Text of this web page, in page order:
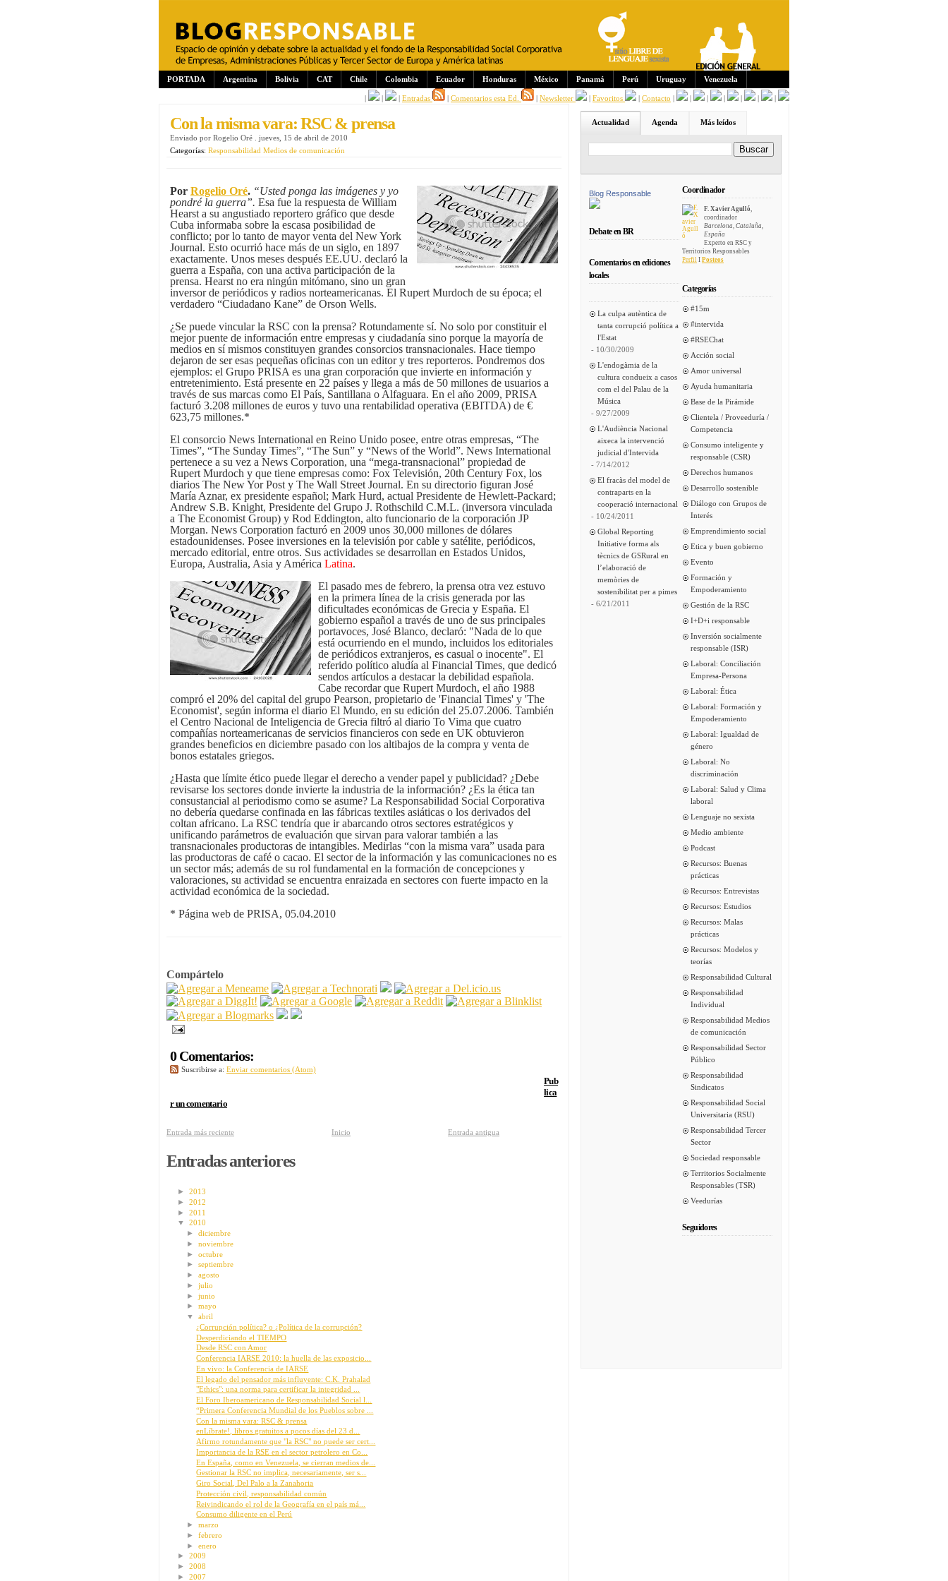
PORTADA Argentina Bolivia CAT Chile Colombia Ecuador Honduras México Panamá Perú Uruguay Venezuela
| | | Entradas | Comentarios esta Ed. | Newsletter | Favoritos | Contacto | | | | | | |
Con la misma vara: RSC & prensa
Enviado por Rogelio Oré
jueves, 15 de abril de 2010
Categorías: Responsabilidad Medios de comunicación
Por Rogelio Oré. “Usted ponga las imágenes y yo
pondré la guerra”. Esa fue la respuesta de William
Hearst a su angustiado reportero gráfico que desde
Cuba informaba sobre la escasa posibilidad de
conflicto; por lo tanto de mayor venta del New York
Journal. Esto ocurrió hace más de un siglo, en 1897
exactamente. Unos meses después EE.UU. declaró la
guerra a España, con una activa participación de la
prensa. Hearst no era ningún mitómano, sino un gran
inversor de periódicos y radios norteamericanas. El Rupert Murdoch de su época; el
verdadero “Ciudadano Kane” de Orson Wells.
¿Se puede vincular la RSC con la prensa? Rotundamente sí. No solo por constituir el
mejor puente de información entre empresas y ciudadanía sino porque la mayoría de
medios en sí mismos constituyen grandes consorcios transnacionales. Hace tiempo
dejaron de ser esas pequeñas oficinas con un editor y tres reporteros. Pondremos dos
ejemplos: el Grupo PRISA es una gran corporación que invierte en información y
entretenimiento. Está presente en 22 países y llega a más de 50 millones de usuarios a
través de sus marcas como El País, Santillana o Alfaguara. En el año 2009, PRISA
facturó 3.208 millones de euros y tuvo una rentabilidad operativa (EBITDA) de €
623,75 millones.*
El consorcio News International en Reino Unido posee, entre otras empresas, “The
Times”, “The Sunday Times”, “The Sun” y “News of the World”. News International
pertenece a su vez a News Corporation, una “mega-transnacional” propiedad de
Rupert Murdoch y que tiene empresas como: Fox Televisión, 20th Century Fox, los
diarios The New Yor Post y The Wall Street Journal. En su directorio figuran José
María Aznar, ex presidente español; Mark Hurd, actual Presidente de Hewlett-Packard;
Andrew S.B. Knight, Presidente del Grupo J. Rothschild C.M.L. (inversora vinculada
a The Economist Group) y Rod Eddington, alto funcionario de la corporación JP
Morgan. News Corporation facturó en 2009 unos 30,000 millones de dólares
estadounidenses. Posee inversiones en la televisión por cable y satélite, periódicos,
mercado editorial, entre otros. Sus actividades se desarrollan en Estados Unidos,
Europa, Australia, Asia y América Latina.
El pasado mes de febrero, la prensa otra vez estuvo
en la primera línea de la crisis generada por las
dificultades económicas de Grecia y España. El
gobierno español a través de uno de sus principales
portavoces, José Blanco, declaró: "Nada de lo que
está ocurriendo en el mundo, incluidos los editoriales
de periódicos extranjeros, es casual o inocente". El
referido político aludía al Financial Times, que dedicó
sendos artículos a destacar la debilidad española.
Cabe recordar que Rupert Murdoch, el año 1988
compró el 20% del capital del grupo Pearson, propietario de 'Financial Times' y 'The
Economist', según informa el diario El Mundo, en su edición del 25.07.2006. También
el Centro Nacional de Inteligencia de Grecia filtró al diario To Vima que cuatro
compañías norteamericanas de servicios financieros con sede en UK obtuvieron
grandes beneficios en diciembre pasado con los altibajos de la compra y venta de
bonos estatales griegos.
¿Hasta que límite ético puede llegar el derecho a vender papel y publicidad? ¿Debe
revisarse los sectores donde invierte la industria de la información? ¿Es la ética tan
consustancial al periodismo como se asume? La Responsabilidad Social Corporativa
no debería quedarse confinada en las fábricas textiles asiáticas o los derivados del
coltan africano. La RSC tendría que ir abarcando otros sectores estratégicos y
unificando parámetros de evaluación que sirvan para valorar también a las
transnacionales productoras de intangibles. Medirlas “con la misma vara” usada para
las productoras de café o cacao. El sector de la información y las comunicaciones no es
un sector más; además de su rol fundamental en la formación de concepciones y
valoraciones, su actividad se encuentra enraizada en sectores con fuerte impacto en la
actividad económica de la sociedad.
* Página web de PRISA, 05.04.2010
Compártelo
0 Comentarios:
Suscribirse a: Enviar comentarios (Atom)
Pub
lica
r un comentario
Entrada más reciente Entrada antigua
Inicio
Entradas anteriores
► 2013
► 2012
► 2011
▼ 2010
►diciembre
►noviembre
►octubre
►septiembre
►agosto
►julio
►junio
►mayo
▼abril
¿Corrupción política? o ¿Política de la corrupción?
Desperdiciando el TIEMPO
Desde RSC con Amor
Conferencia IARSE 2010: la huella de las exposicio...
En vivo: la Conferencia de IARSE
El legado del pensador más influyente: C.K. Prahalad
"Ethics": una norma para certificar la integridad ...
El Foro Iberoamericano de Responsabilidad Social l...
“Primera Conferencia Mundial de los Pueblos sobre ...
Con la misma vara: RSC & prensa
enLíbrate!, libros gratuitos a pocos días del 23 d...
Afirmo rotundamente que "la RSC" no puede ser cert...
Importancia de la RSE en el sector petrolero en Co...
En España, como en Venezuela, se cierran medios de...
Gestionar la RSC no implica, necesariamente, ser s...
Giro Social, Del Palo a la Zanahoria
Protección civil, responsabilidad común
Reivindicando el rol de la Geografía en el país má...
Consumo diligente en el Perú
►marzo
►febrero
►enero
► 2009
► 2008
► 2007
Actualidad Agenda Más leídos
Blog Responsable
Debate en BR
Comentarios en ediciones
locales
La culpa autèntica de
tanta corrupció política a
l'Estat
- 10/30/2009
L'endogàmia de la
cultura condueix a casos
com el del Palau de la
Música
- 9/27/2009
L'Audiència Nacional
aixeca la intervenció
judicial d'Intervida
- 7/14/2012
El fracàs del model de
contraparts en la
cooperació internacional
- 10/24/2011
Global Reporting
Initiative forma als
tècnics de GSRural en
l’elaboració de
memòries de
sostenibilitat per a pimes
- 6/21/2011
Coordinador
F. Xavier Agulló,
coordinador
Barcelona, Cataluña,
España
Experto en RSC y
Territorios Responsables
Perfil I Posteos
Categorías
#15m
#intervida
#RSEChat
Acción social
Amor universal
Ayuda humanitaria
Base de la Pirámide
Clientela / Proveeduría /
Competencia
Consumo inteligente y
responsable (CSR)
Derechos humanos
Desarrollo sostenible
Diálogo con Grupos de
Interés
Emprendimiento social
Etica y buen gobierno
Evento
Formación y
Empoderamiento
Gestión de la RSC
I+D+i responsable
Inversión socialmente
responsable (ISR)
Laboral: Conciliación
Empresa-Persona
Laboral: Ética
Laboral: Formación y
Empoderamiento
Laboral: Igualdad de
género
Laboral: No
discriminación
Laboral: Salud y Clima
laboral
Lenguaje no sexista
Medio ambiente
Podcast
Recursos: Buenas
prácticas
Recursos: Entrevistas
Recursos: Estudios
Recursos: Malas
prácticas
Recursos: Modelos y
teorías
Responsabilidad Cultural
Responsabilidad
Individual
Responsabilidad Medios
de comunicación
Responsabilidad Sector
Público
Responsabilidad
Sindicatos
Responsabilidad Social
Universitaria (RSU)
Responsabilidad Tercer
Sector
Sociedad responsable
Territorios Socialmente
Responsables (TSR)
Veedurías
Seguidores